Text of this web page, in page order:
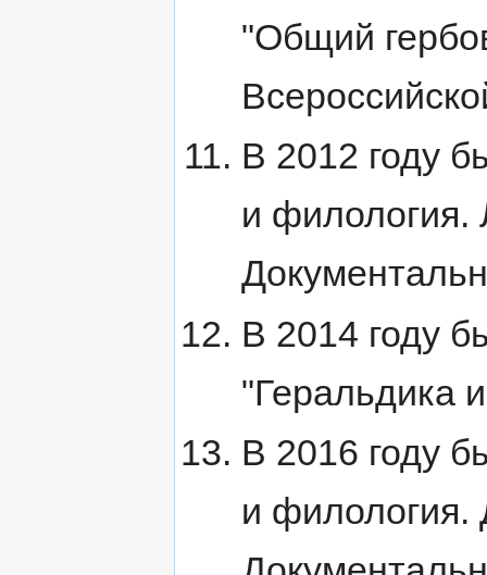
"Общий
В 2012 году
и филология.
В 2014 году
"Геральдика
В 2016 году
и филология.